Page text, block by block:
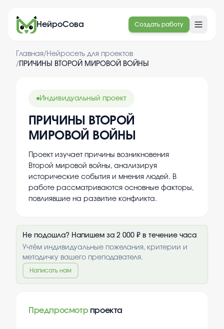
НейроСова Создать работу
Главная/ Нейросеть для проектов
/ ПРИЧИНЫ ВТОРОЙ МИРОВОЙ ВОЙНЫ
Индивидуальный проект
ПРИЧИНЫ ВТОРОЙ
МИРОВОЙ ВОЙНЫ
Проект изучает причины возникновения
Второй мировой войны, анализируя
исторические события и мнения людей. В
работе рассматриваются основные факторы,
повлиявшие на развитие конфликта.
Не подошла? Напишем за 2 000 ₽ в течение часа
Учтём индивидуальные пожелания, критерии и
методичку вашего преподавателя.
Написать нам
Предпросмотр проекта